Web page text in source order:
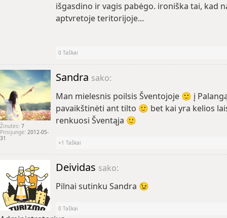
išgasdino ir vagis pabėgo. ironiška tai, kad
aptvretoje teritorijoje...
0 Taškai
Žinutės: 7
Prisijungė: 2012-05-
31
Sandra sako:
Man mielesnis poilsis Šventojoje 🙂 į
pavaikštinėti ant tilto 🙂 bet kai yra kelios
renkuosi Šventąja 🙂
+1 Taškai
Deividas sako:
Pilnai sutinku Sandra 😉
0 Taškai